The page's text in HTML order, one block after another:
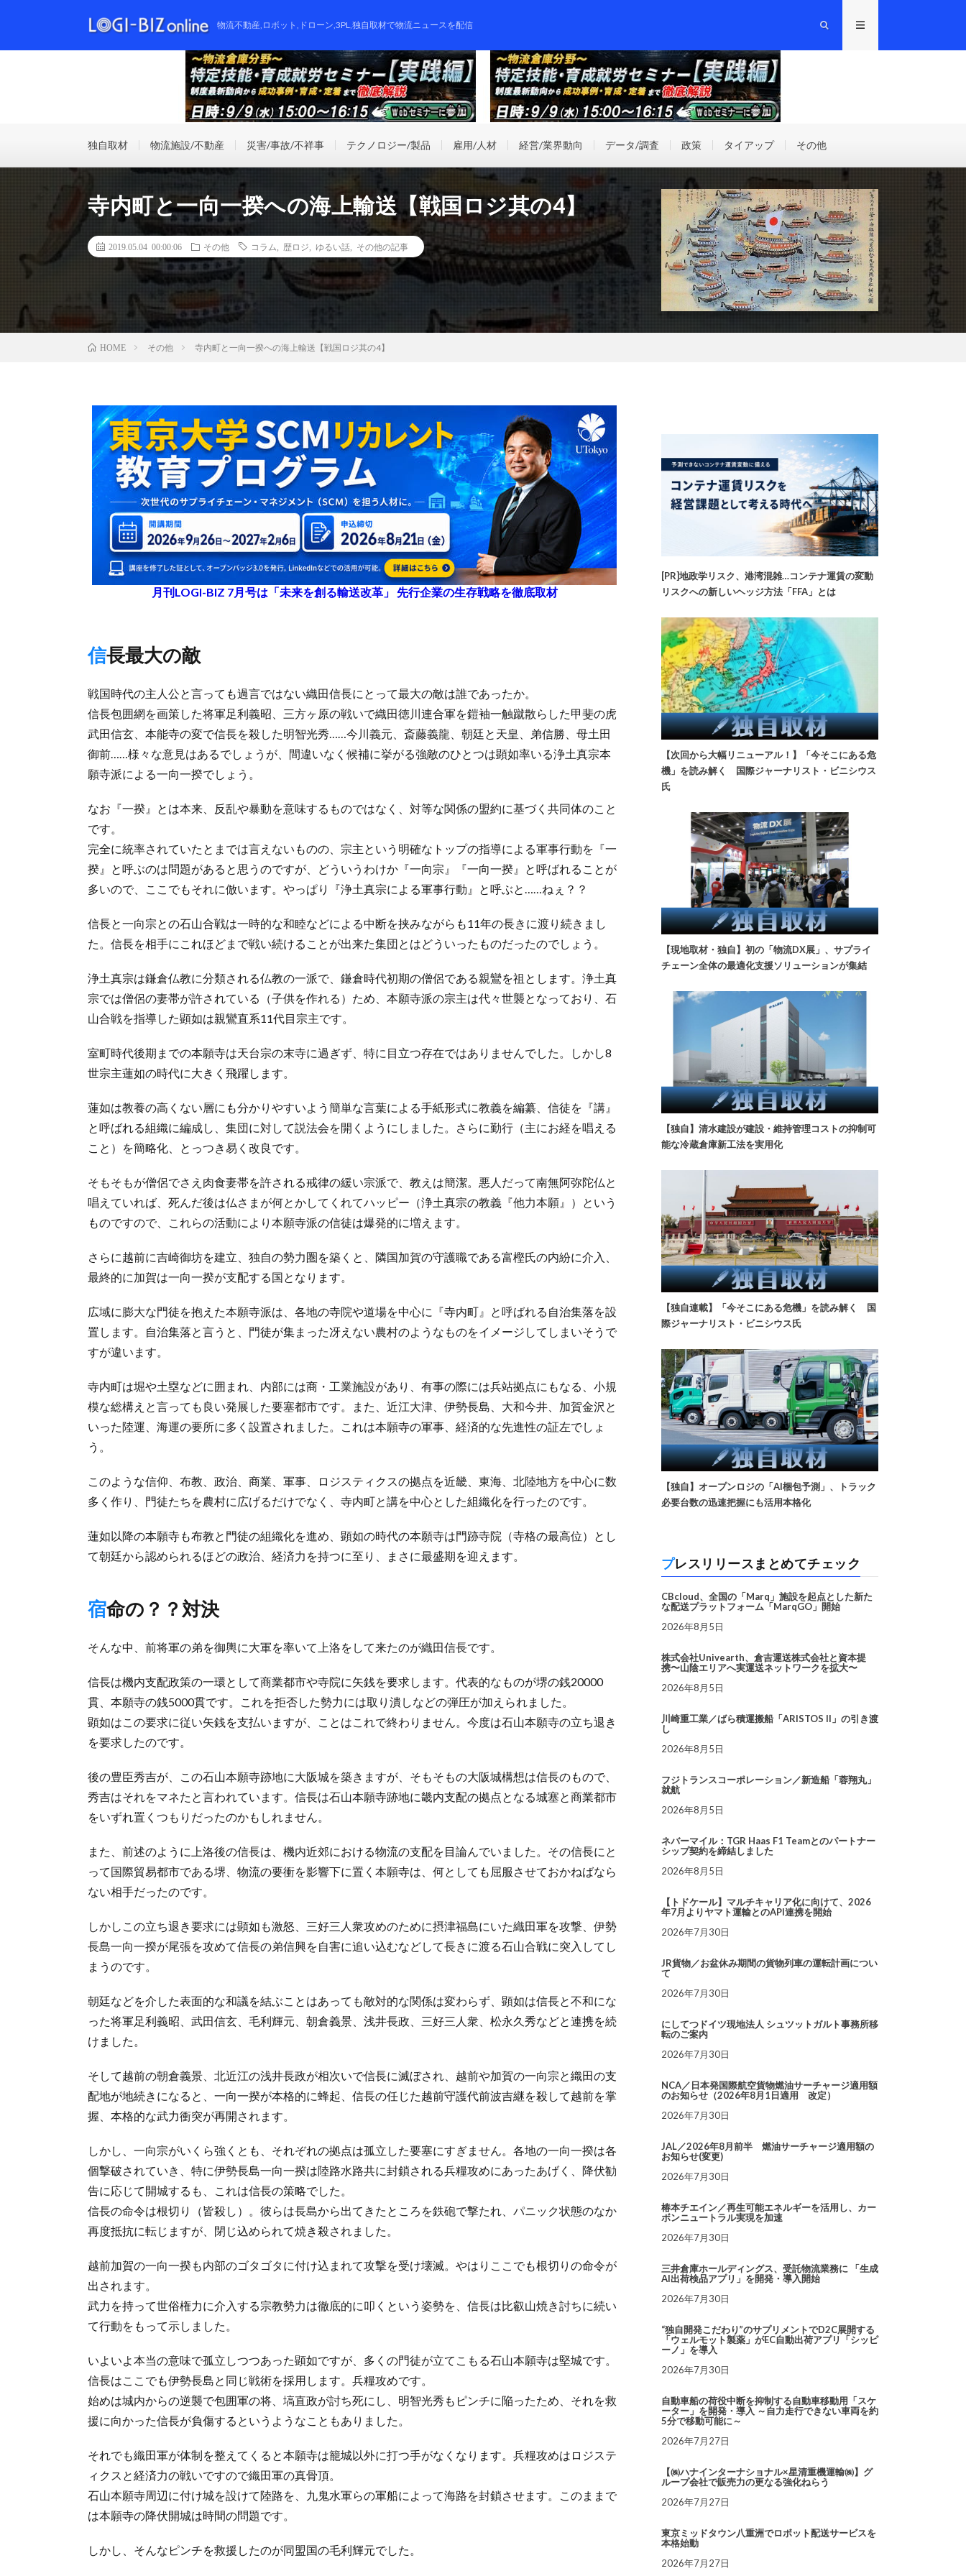
物流不動産,ロボット,ドローン,3PL,独自取材で物流ニュースを配信
独自取材 物流施設/不動産 災害/事故/不祥事 テクノロジー/製品 雇用/人材 経営/業界動向 データ/調査 政策 タイアップ その他
寺内町と一向一揆への海上輸送【戦国ロジ其の4】
2019.05.04 00:00:06 その他 コラム 歴ロジ ゆるい話 その他の記事
HOME その他 寺内町と一向一揆への海上輸送【戦国ロジ其の4】
月刊LOGI-BIZ 7月号は「未来を創る輸送改革」 先行企業の生存戦略を徹底取材
信長最大の敵
戦国時代の主人公と言っても過言ではない織田信長にとって最大の敵は誰であったか。
信長包囲網を画策した将軍足利義昭、三方ヶ原の戦いで織田徳川連合軍を鎧袖一触蹴散らした甲斐の虎
武田信玄、本能寺の変で信長を殺した明智光秀……今川義元、斎藤義龍、朝廷と天皇、弟信勝、母土田
御前……様々な意見はあるでしょうが、間違いなく候補に挙がる強敵のひとつは顕如率いる浄土真宗本
願寺派による一向一揆でしょう。
なお『一揆』とは本来、反乱や暴動を意味するものではなく、対等な関係の盟約に基づく共同体のこと
です。
完全に統率されていたとまでは言えないものの、宗主という明確なトップの指導による軍事行動を『一
揆』と呼ぶのは問題があると思うのですが、どういうわけか『一向宗』『一向一揆』と呼ばれることが
多いので、ここでもそれに倣います。やっぱり『浄土真宗による軍事行動』と呼ぶと……ねぇ？？
信長と一向宗との石山合戦は一時的な和睦などによる中断を挟みながらも11年の長きに渡り続きまし
た。信長を相手にこれほどまで戦い続けることが出来た集団とはどういったものだったのでしょう。
浄土真宗は鎌倉仏教に分類される仏教の一派で、鎌倉時代初期の僧侶である親鸞を祖とします。浄土真
宗では僧侶の妻帯が許されている（子供を作れる）ため、本願寺派の宗主は代々世襲となっており、石
山合戦を指導した顕如は親鸞直系11代目宗主です。
室町時代後期までの本願寺は天台宗の末寺に過ぎず、特に目立つ存在ではありませんでした。しかし8
世宗主蓮如の時代に大きく飛躍します。
蓮如は教養の高くない層にも分かりやすいよう簡単な言葉による手紙形式に教義を編纂、信徒を『講』
と呼ばれる組織に編成し、集団に対して説法会を開くようにしました。さらに勤行（主にお経を唱える
こと）を簡略化、とっつき易く改良です。
そもそもが僧侶でさえ肉食妻帯を許される戒律の緩い宗派で、教えは簡潔。悪人だって南無阿弥陀仏と
唱えていれば、死んだ後は仏さまが何とかしてくれてハッピー（浄土真宗の教義『他力本願』）という
ものですので、これらの活動により本願寺派の信徒は爆発的に増えます。
さらに越前に吉崎御坊を建立、独自の勢力圏を築くと、隣国加賀の守護職である富樫氏の内紛に介入、
最終的に加賀は一向一揆が支配する国となります。
広域に膨大な門徒を抱えた本願寺派は、各地の寺院や道場を中心に『寺内町』と呼ばれる自治集落を設
置します。自治集落と言うと、門徒が集まった冴えない農村のようなものをイメージしてしまいそうで
すが違います。
寺内町は堀や土塁などに囲まれ、内部には商・工業施設があり、有事の際には兵站拠点にもなる、小規
模な総構えと言っても良い発展した要塞都市です。また、近江大津、伊勢長島、大和今井、加賀金沢と
いった陸運、海運の要所に多く設置されました。これは本願寺の軍事、経済的な先進性の証左でしょ
う。
このような信仰、布教、政治、商業、軍事、ロジスティクスの拠点を近畿、東海、北陸地方を中心に数
多く作り、門徒たちを農村に広げるだけでなく、寺内町と講を中心とした組織化を行ったのです。
蓮如以降の本願寺も布教と門徒の組織化を進め、顕如の時代の本願寺は門跡寺院（寺格の最高位）とし
て朝廷から認められるほどの政治、経済力を持つに至り、まさに最盛期を迎えます。
宿命の？？対決
そんな中、前将軍の弟を御輿に大軍を率いて上洛をして来たのが織田信長です。
信長は機内支配政策の一環として商業都市や寺院に矢銭を要求します。代表的なものが堺の銭20000
貫、本願寺の銭5000貫です。これを拒否した勢力には取り潰しなどの弾圧が加えられました。
顕如はこの要求に従い矢銭を支払いますが、ことはこれで終わりません。今度は石山本願寺の立ち退き
を要求したのです。
後の豊臣秀吉が、この石山本願寺跡地に大阪城を築きますが、そもそもの大阪城構想は信長のもので、
秀吉はそれをマネたと言われています。信長は石山本願寺跡地に畿内支配の拠点となる城塞と商業都市
をいずれ置くつもりだったのかもしれません。
また、前述のように上洛後の信長は、機内近郊における物流の支配を目論んでいました。その信長にと
って国際貿易都市である堺、物流の要衝を影響下に置く本願寺は、何としても屈服させておかねばなら
ない相手だったのです。
しかしこの立ち退き要求には顕如も激怒、三好三人衆攻めのために摂津福島にいた織田軍を攻撃、伊勢
長島一向一揆が尾張を攻めて信長の弟信興を自害に追い込むなどして長きに渡る石山合戦に突入してし
まうのです。
朝廷などを介した表面的な和議を結ぶことはあっても敵対的な関係は変わらず、顕如は信長と不和にな
った将軍足利義昭、武田信玄、毛利輝元、朝倉義景、浅井長政、三好三人衆、松永久秀などと連携を続
けました。
そして越前の朝倉義景、北近江の浅井長政が相次いで信長に滅ぼされ、越前や加賀の一向宗と織田の支
配地が地続きになると、一向一揆が本格的に蜂起、信長の任じた越前守護代前波吉継を殺して越前を掌
握、本格的な武力衝突が再開されます。
しかし、一向宗がいくら強くとも、それぞれの拠点は孤立した要塞にすぎません。各地の一向一揆は各
個撃破されていき、特に伊勢長島一向一揆は陸路水路共に封鎖される兵糧攻めにあったあげく、降伏勧
告に応じて開城するも、これは信長の策略でした。
信長の命令は根切り（皆殺し）。彼らは長島から出てきたところを鉄砲で撃たれ、パニック状態のなか
再度抵抗に転じますが、閉じ込められて焼き殺されました。
越前加賀の一向一揆も内部のゴタゴタに付け込まれて攻撃を受け壊滅。やはりここでも根切りの命令が
出されます。
武力を持って世俗権力に介入する宗教勢力は徹底的に叩くという姿勢を、信長は比叡山焼き討ちに続い
て行動をもって示しました。
いよいよ本当の意味で孤立しつつあった顕如ですが、多くの門徒が立てこもる石山本願寺は堅城です。
信長はここでも伊勢長島と同じ戦術を採用します。兵糧攻めです。
始めは城内からの逆襲で包囲軍の将、塙直政が討ち死にし、明智光秀もピンチに陥ったため、それを救
援に向かった信長が負傷するというようなこともありました。
それでも織田軍が体制を整えてくると本願寺は籠城以外に打つ手がなくなります。兵糧攻めはロジステ
ィクスと経済力の戦いですので織田軍の真骨頂。
石山本願寺周辺に付け城を設けて陸路を、九鬼水軍らの軍船によって海路を封鎖させます。このままで
は本願寺の降伏開城は時間の問題です。
しかし、そんなピンチを救援したのが同盟国の毛利輝元でした。
[PR]地政学リスク、港湾混雑…コンテナ運賃の変動
リスクへの新しいヘッジ方法「FFA」とは
【次回から大幅リニューアル！】「今そこにある危
機」を読み解く 国際ジャーナリスト・ビニシウス
氏
【現地取材・独自】初の「物流DX展」、サプライ
チェーン全体の最適化支援ソリューションが集結
【独自】清水建設が建設・維持管理コストの抑制可
能な冷蔵倉庫新工法を実用化
【独自連載】「今そこにある危機」を読み解く 国
際ジャーナリスト・ビニシウス氏
【独自】オープンロジの「AI梱包予測」、トラック
必要台数の迅速把握にも活用本格化
プレスリリースまとめてチェック
CBcloud、全国の「Marq」施設を起点とした新た
な配送プラットフォーム「MarqGO」開始
2026年8月5日
株式会社Univearth、倉吉運送株式会社と資本提
携〜山陰エリアへ実運送ネットワークを拡大〜
2026年8月5日
川崎重工業／ばら積運搬船「ARISTOS II」の引き渡
し
2026年8月5日
フジトランスコーポレーション／新造船「蓉翔丸」
就航
2026年8月5日
ネバーマイル：TGR Haas F1 Teamとのパートナー
シップ契約を締結しました
2026年8月5日
【トドケール】マルチキャリア化に向けて、2026
年7月よりヤマト運輸とのAPI連携を開始
2026年7月30日
JR貨物／お盆休み期間の貨物列車の運転計画につい
て
2026年7月30日
にしてつドイツ現地法人 シュツットガルト事務所移
転のご案内
2026年7月30日
NCA／日本発国際航空貨物燃油サーチャージ適用額
のお知らせ（2026年8月1日適用 改定）
2026年7月30日
JAL／2026年8月前半 燃油サーチャージ適用額の
お知らせ(変更)
2026年7月30日
椿本チエイン／再生可能エネルギーを活用し、カー
ボンニュートラル実現を加速
2026年7月30日
三井倉庫ホールディングス、受託物流業務に 「生成
AI出荷検品アプリ」を開発・導入開始
2026年7月30日
“独自開発こだわり”のサプリメントでD2C展開する
「ウェルモット製薬」がEC自動出荷アプリ「シッピ
ーノ」を導入
2026年7月30日
自動車船の荷役中断を抑制する自動車移動用「スケ
ーター」を開発・導入 ～自力走行できない車両を約
5分で移動可能に～
2026年7月27日
【㈱ハナインターナショナル×星清重機運輸㈱】グ
ループ会社で販売力の更なる強化ねらう
2026年7月27日
東京ミッドタウン八重洲でロボット配送サービスを
本格始動
2026年7月27日